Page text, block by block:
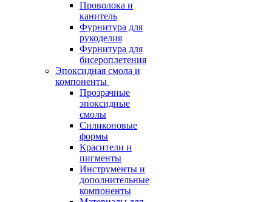
Проволока и
канитель
Фурнитура для
рукоделия
Фурнитура для
бисероплетения
Эпоксидная смола и
компоненты
Прозрачные
эпоксидные
смолы
Силиконовые
формы
Красители и
пигменты
Инструменты и
дополнительные
компоненты